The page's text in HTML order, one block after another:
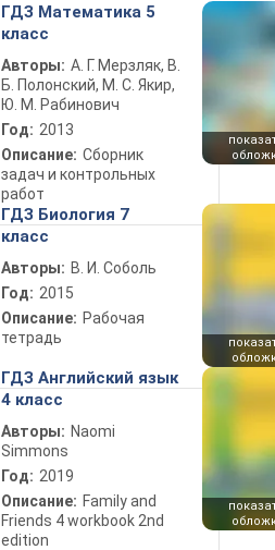
ГДЗ Математика 5
класс
Авторы: А. Г. Мерзляк, В.
Б. Полонский, М. С. Якир,
Ю. М. Рабинович
Год: 2013
Описание: Сборник
задач и контрольных
работ
ГДЗ Биология 7
класс
Авторы: В. И. Соболь
Год: 2015
Описание: Рабочая
тетрадь
ГДЗ Английский язык
4 класс
Авторы: Naomi
Simmons
Год: 2019
Описание: Family and
Friends 4 workbook 2nd
edition